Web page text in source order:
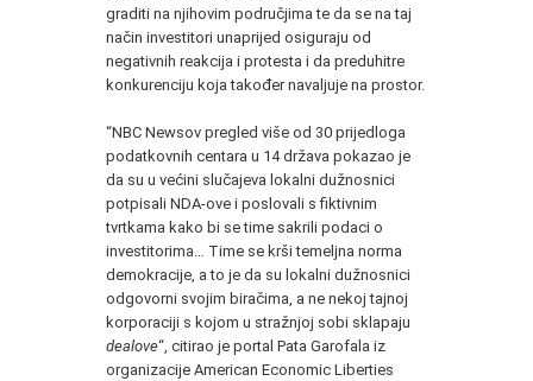
graditi na njihovim područjima te da se na taj
način investitori unaprijed osiguraju od
negativnih reakcija i protesta i da preduhitre
konkurenciju koja također navaljuje na prostor.
“NBC Newsov pregled više od 30 prijedloga
podatkovnih centara u 14 država pokazao je
da su u većini slučajeva lokalni dužnosnici
potpisali NDA-ove i poslovali s fiktivnim
tvrtkama kako bi se time sakrili podaci o
investitorima… Time se krši temeljna norma
demokracije, a to je da su lokalni dužnosnici
odgovorni svojim biračima, a ne nekoj tajnoj
korporaciji s kojom u stražnjoj sobi sklapaju
dealove“, citirao je portal Pata Garofala iz
organizacije American Economic Liberties